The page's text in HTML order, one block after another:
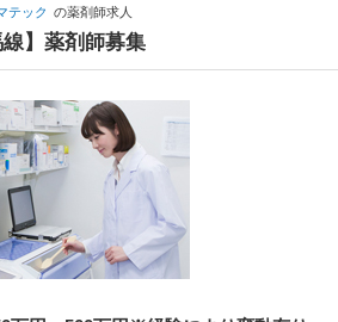
テック の薬剤師求人
線】薬剤師募集